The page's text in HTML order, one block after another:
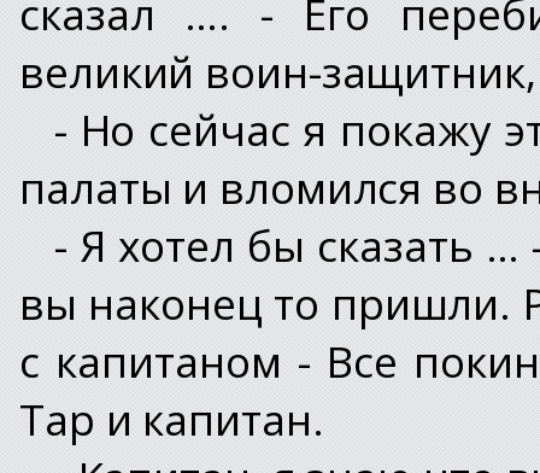
сказал …. - Его
великий воин-
- Но сейчас я покажу
палаты и вломился во
- Я хотел бы сказать
вы наконец то пришли.
с капитаном - Все
Тар и капитан.